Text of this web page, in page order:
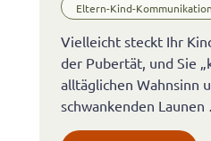
Eltern-Kind-Kommunikation
Vielleicht steckt Ihr
der Pubertät, und Sie
alltäglichen Wahnsinn
schwankenden Launen